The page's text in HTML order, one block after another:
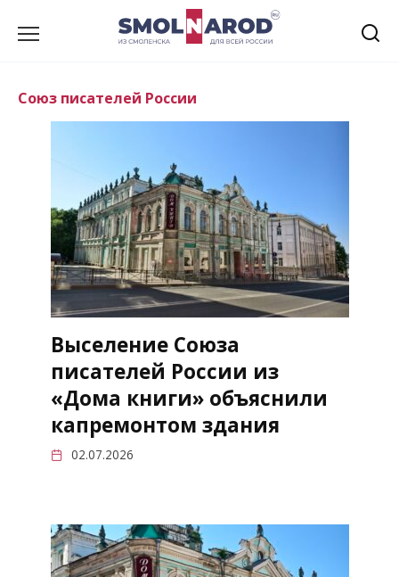
Союз писателей России
Выселение Союза
писателей России из
«Дома книги» объяснили
капремонтом здания
02.07.2026